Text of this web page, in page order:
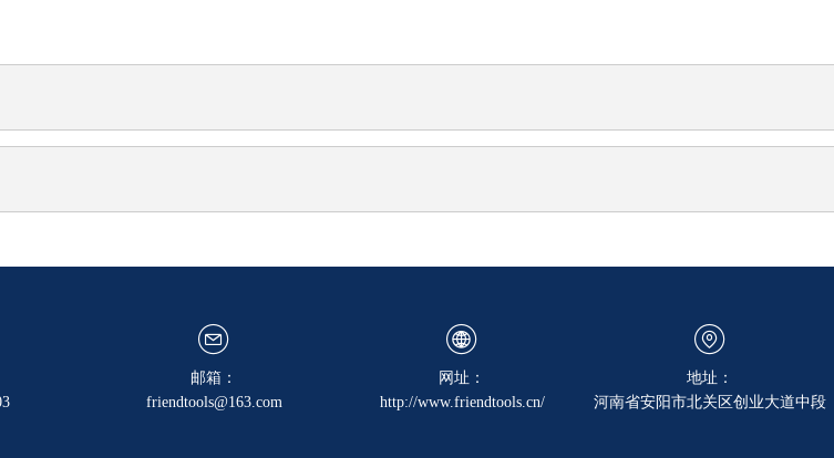
邮箱：
friendtools@163.com
网址：
http://www.friendtools.cn/
地址：
河南省安阳市北关区创业大道中段